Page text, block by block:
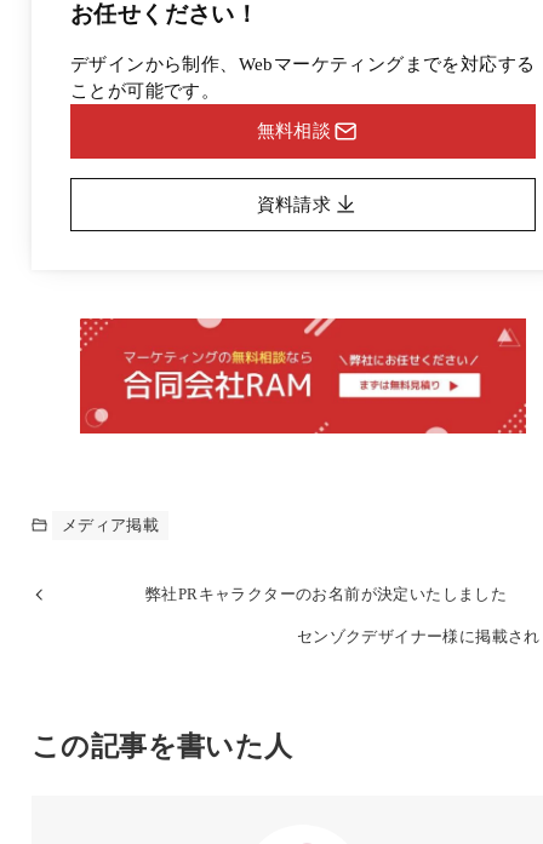
お任せください！
デザインから制作、Webマーケティングまでを対応する
ことが可能です。
無料相談
資料請求
メディア掲載
弊社PRキャラクターのお名前が決定いたしました
センゾクデザイナー様に掲載さ
この記事を書いた人